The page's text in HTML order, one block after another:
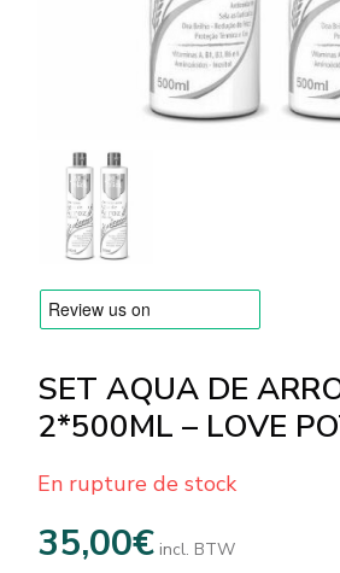
Livraison et Paiement
Questions fréquemment posées
Contactez nous
SET AQUA DE
2*500ML – LOVE
En rupture de stock
35,00€ incl. BTW